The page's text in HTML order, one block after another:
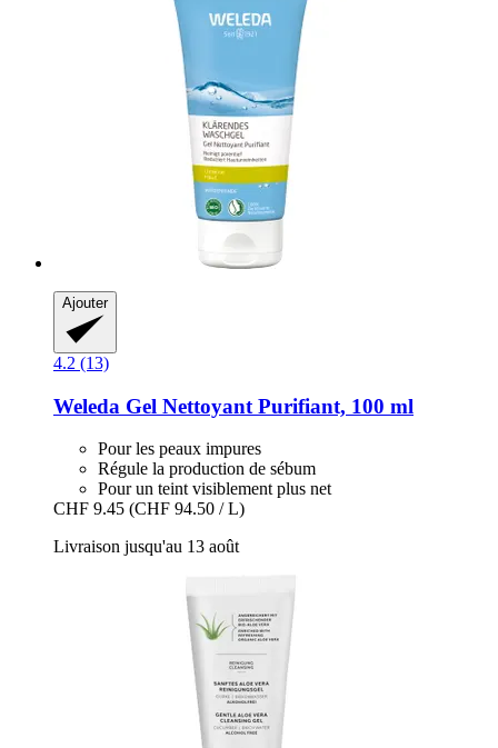
Ajouter
4.2 (13)
Weleda Gel Nettoyant Purifiant, 100 ml
Pour les peaux impures
Régule la production de sébum
Pour un teint visiblement plus net
CHF 9.45 (CHF 94.50 / L)
Livraison jusqu'au 13 août